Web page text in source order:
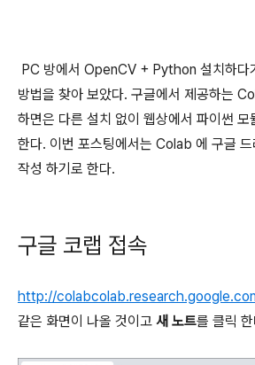
PC 방에서 OpenCV + Python 설치하다
방법을 찾아 보았다. 구글에서 제공하는
하면은 다른 설치 없이 웹상에서 파이썬
한다. 이번 포스팅에서는 Colab 에 구글
작성 하기로 한다.
구글 코랩 접속
http://
같은 화면이 나올 것이고 새 노트를 클릭